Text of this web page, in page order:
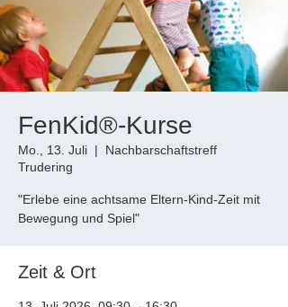
FenKid®-Kurse
Mo., 13. Juli
  |
Nachbarschaftstreff
Trudering
"Erlebe eine achtsame Eltern-Kind-Zeit mit
Bewegung und Spiel"
Zeit & Ort